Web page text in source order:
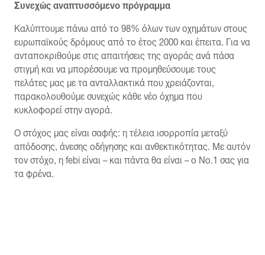
Συνεχώς αναπτυσσόμενο πρόγραμμα
Καλύπτουμε πάνω από το 98% όλων των οχημάτων στους
ευρωπαϊκούς δρόμους από το έτος 2000 και έπειτα. Για να
ανταποκριθούμε στις απαιτήσεις της αγοράς ανά πάσα
στιγμή και να μπορέσουμε να προμηθεύσουμε τους
πελάτες μας με τα ανταλλακτικά που χρειάζονται,
παρακολουθούμε συνεχώς κάθε νέο όχημα που
κυκλοφορεί στην αγορά.
Ο στόχος μας είναι σαφής: η τέλεια ισορροπία μεταξύ
απόδοσης, άνεσης οδήγησης και ανθεκτικότητας. Με αυτόν
τον στόχο, η febi είναι – και πάντα θα είναι – ο Νο.1 σας για
τα φρένα.